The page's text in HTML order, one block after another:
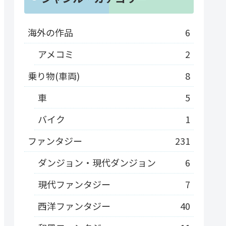
海外の作品
6
アメコミ
2
乗り物(車両)
8
車
5
バイク
1
ファンタジー
231
ダンジョン・現代ダンジョン
6
現代ファンタジー
7
西洋ファンタジー
40